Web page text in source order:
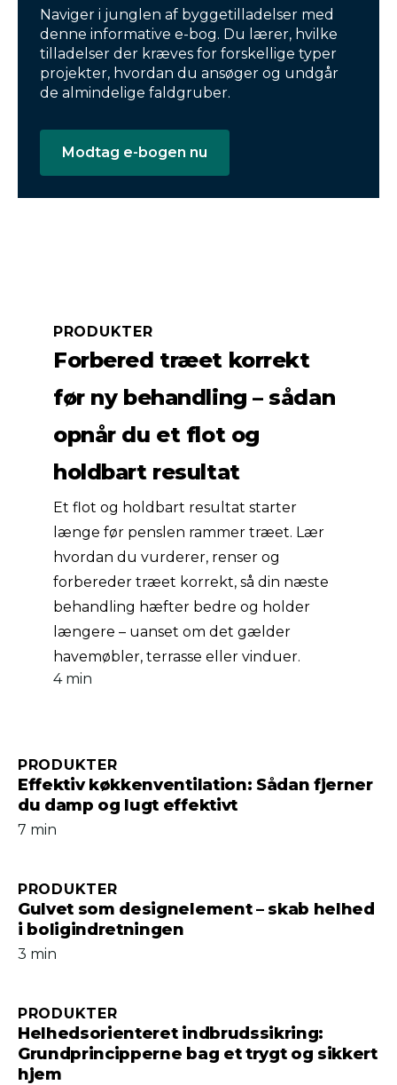
Naviger i junglen af byggetilladelser med
denne informative e-bog. Du lærer, hvilke
tilladelser der kræves for forskellige typer
projekter, hvordan du ansøger og undgår
de almindelige faldgruber.
Modtag e-bogen nu
Forbered træet korrekt
før ny behandling – sådan
opnår du et flot og
holdbart resultat
PRODUKTER
4 min
Et flot og holdbart resultat starter
længe før penslen rammer træet. Lær
hvordan du vurderer, renser og
forbereder træet korrekt, så din næste
behandling hæfter bedre og holder
længere – uanset om det gælder
havemøbler, terrasse eller vinduer.
Effektiv køkkenventilation: Sådan fjerner
du damp og lugt effektivt
PRODUKTER
7 min
Gulvet som designelement – skab helhed
i boligindretningen
PRODUKTER
3 min
Helhedsorienteret indbrudssikring:
Grundprincipperne bag et trygt og sikkert
hjem
PRODUKTER